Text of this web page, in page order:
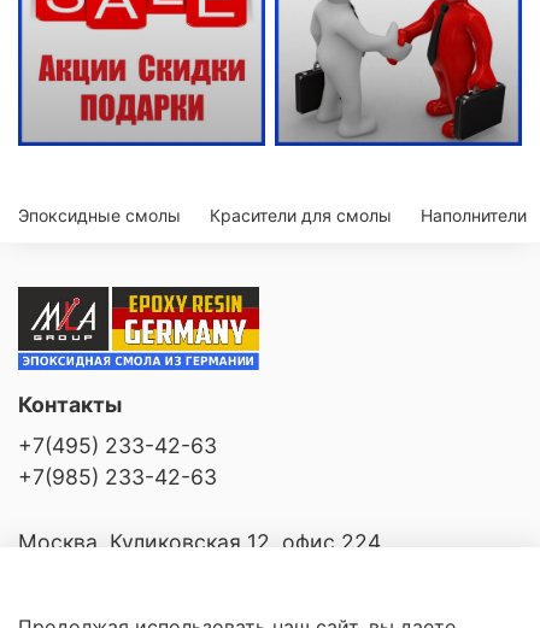
Эпоксидные смолы Красители для смолы Наполнители
Контакты
+7(495) 233-42-63
+7(985) 233-42-63
Москва, Куликовская 12, офис 224